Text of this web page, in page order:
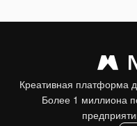
Креативная платформа
Более 1 миллиона